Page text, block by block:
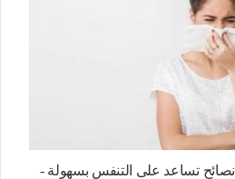
انسداد الأنف أثناء النوم، 5 نصائح تساعد على التنفس بسهولة -